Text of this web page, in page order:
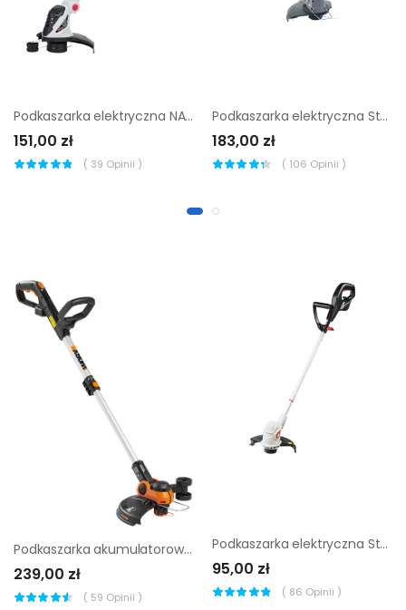
Podkaszarka elektryczna NAC TE55-DW 550W 30 cm
151,00 zł
( 39 Opinii )
Podkaszarka elektryczna Sterwins 30cm 600W
183,00 zł
( 106 Opinii )
Podkaszarka akumulatorowa Worx 20V 30cm 2Ah
239,00 zł
( 59 Opinii )
Podkaszarka elektryczna Sterwins EGT2-25.3 350W 25 cm
95,00 zł
( 86 Opinii )